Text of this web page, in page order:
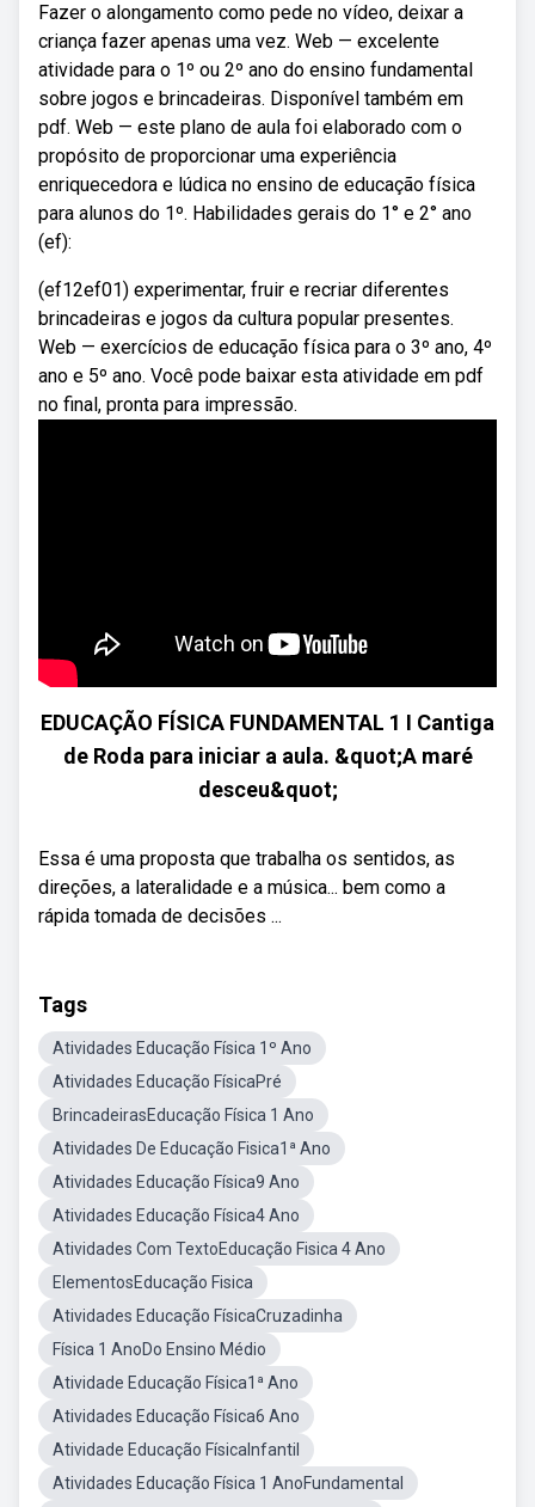
Fazer o alongamento como pede no vídeo, deixar a
criança fazer apenas uma vez. Web — excelente
atividade para o 1º ou 2º ano do ensino fundamental
sobre jogos e brincadeiras. Disponível também em
pdf. Web — este plano de aula foi elaborado com o
propósito de proporcionar uma experiência
enriquecedora e lúdica no ensino de educação física
para alunos do 1º. Habilidades gerais do 1° e 2° ano
(ef):
(ef12ef01) experimentar, fruir e recriar diferentes
brincadeiras e jogos da cultura popular presentes.
Web — exercícios de educação física para o 3º ano, 4º
ano e 5º ano. Você pode baixar esta atividade em pdf
no final, pronta para impressão.
EDUCAÇÃO FÍSICA FUNDAMENTAL 1 I Cantiga
de Roda para iniciar a aula. &quot;A maré
desceu&quot;
Essa é uma proposta que trabalha os sentidos, as
direções, a lateralidade e a música... bem como a
rápida tomada de decisões ...
Tags
Atividades Educação Física 1º Ano
Atividades Educação FísicaPré
BrincadeirasEducação Física 1 Ano
Atividades De Educação Fisica1ª Ano
Atividades Educação Física9 Ano
Atividades Educação Física4 Ano
Atividades Com TextoEducação Fisica 4 Ano
ElementosEducação Fisica
Atividades Educação FísicaCruzadinha
Física 1 AnoDo Ensino Médio
Atividade Educação Física1ª Ano
Atividades Educação Física6 Ano
Atividade Educação FísicaInfantil
Atividades Educação Física 1 AnoFundamental